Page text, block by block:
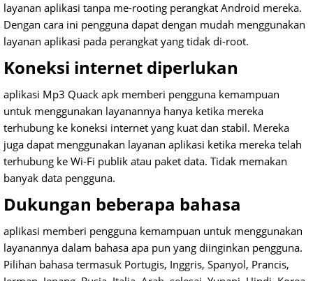
layanan aplikasi tanpa me-rooting perangkat Android mereka.
Dengan cara ini pengguna dapat dengan mudah menggunakan
layanan aplikasi pada perangkat yang tidak di-root.
Koneksi internet diperlukan
aplikasi Mp3 Quack apk memberi pengguna kemampuan
untuk menggunakan layanannya hanya ketika mereka
terhubung ke koneksi internet yang kuat dan stabil. Mereka
juga dapat menggunakan layanan aplikasi ketika mereka telah
terhubung ke Wi-Fi publik atau paket data. Tidak memakan
banyak data pengguna.
Dukungan beberapa bahasa
aplikasi memberi pengguna kemampuan untuk menggunakan
layanannya dalam bahasa apa pun yang diinginkan pengguna.
Pilihan bahasa termasuk Portugis, Inggris, Spanyol, Prancis,